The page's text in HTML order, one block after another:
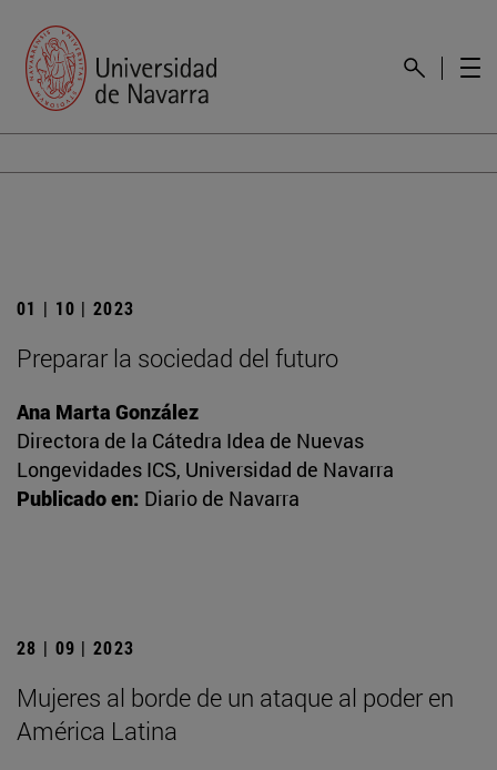
01 | 10 | 2023
Preparar la sociedad del futuro
Ana Marta González
Directora de la Cátedra Idea de Nuevas
Longevidades ICS, Universidad de Navarra
Publicado en: Diario de Navarra
28 | 09 | 2023
Mujeres al borde de un ataque al poder en
América Latina